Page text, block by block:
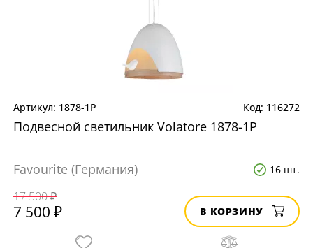
1878-1P 116272
Подвесной светильник Volatore 1878-1P
Favourite (Германия) 16 шт.
17 500 ₽
7 500 ₽ В КОРЗИНУ